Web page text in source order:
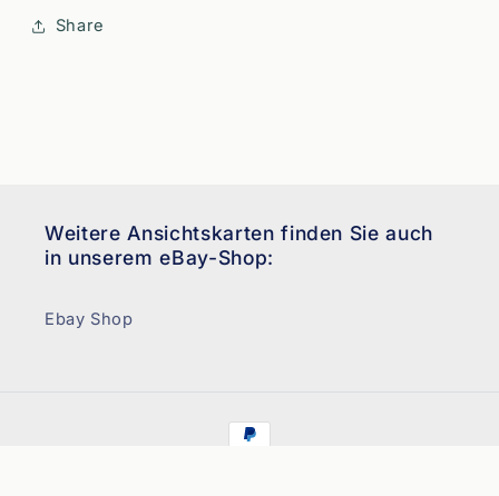
Share
Weitere Ansichtskarten finden Sie auch
in unserem eBay-Shop:
Ebay Shop
Zahlungsmethoden